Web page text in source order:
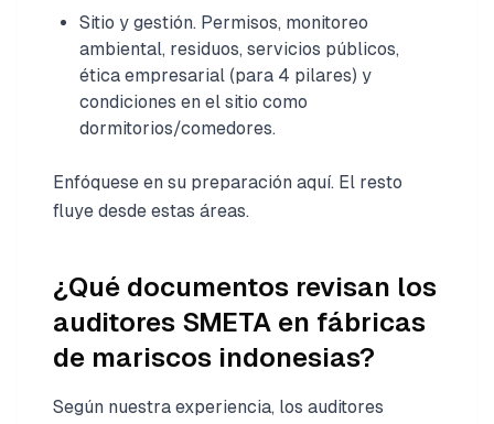
Sitio y gestión. Permisos, monitoreo
ambiental, residuos, servicios públicos,
ética empresarial (para 4 pilares) y
condiciones en el sitio como
dormitorios/comedores.
Enfóquese en su preparación aquí. El resto
fluye desde estas áreas.
¿Qué documentos revisan los
auditores SMETA en fábricas
de mariscos indonesias?
Según nuestra experiencia, los auditores